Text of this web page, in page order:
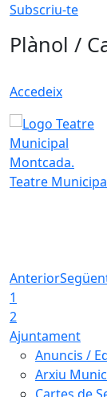
Subscriu-te
Plànol /
Accedeix
Teatre
Anterior
1
2
Ajuntament
Anuncis /
Arxiu